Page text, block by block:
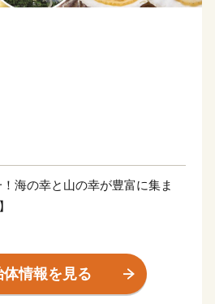
！海の幸と山の幸が豊富に集ま
幸と山の幸が豊富に集まる、ま
体情報を見る